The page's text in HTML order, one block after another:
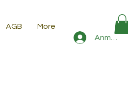
AGB
More
Anmelden